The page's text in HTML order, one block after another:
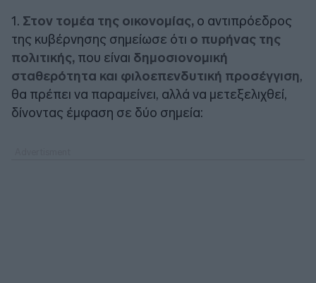
1. Στον τομέα της οικονομίας, ο αντιπρόεδρος
της κυβέρνησης σημείωσε ότι ο πυρήνας της
πολιτικής, που είναι δημοσιονομική
σταθερότητα και φιλοεπενδυτική προσέγγιση,
θα πρέπει να παραμείνει, αλλά να μετεξελιχθεί,
δίνοντας έμφαση σε δύο σημεία: